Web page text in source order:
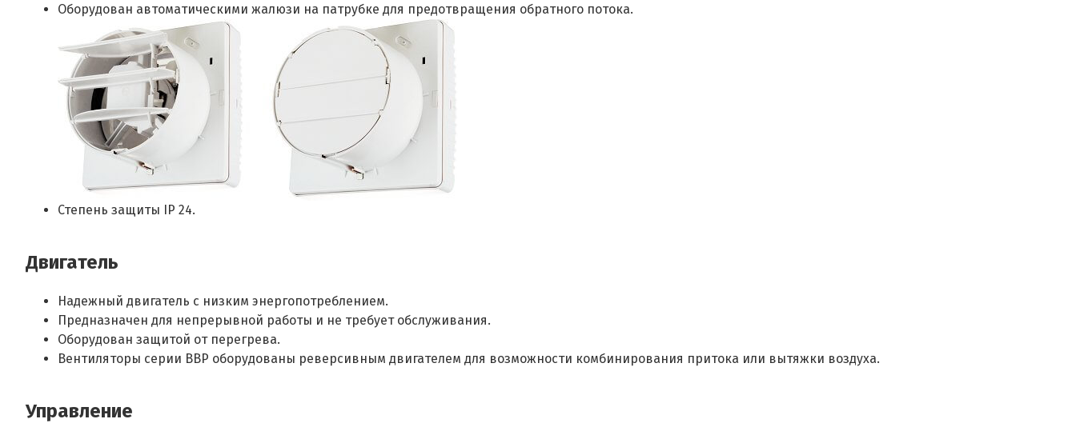
Оборудован автоматическими жалюзи на патрубке для предотвращения обратного потока.
Степень защиты IP 24.
Двигатель
Надежный двигатель с низким энергопотреблением.
Предназначен для непрерывной работы и не требует обслуживания.
Оборудован защитой от перегрева.
Вентиляторы серии ВВР оборудованы реверсивным двигателем для возможности комбинирования притока или вытяжки воздуха.
Управление